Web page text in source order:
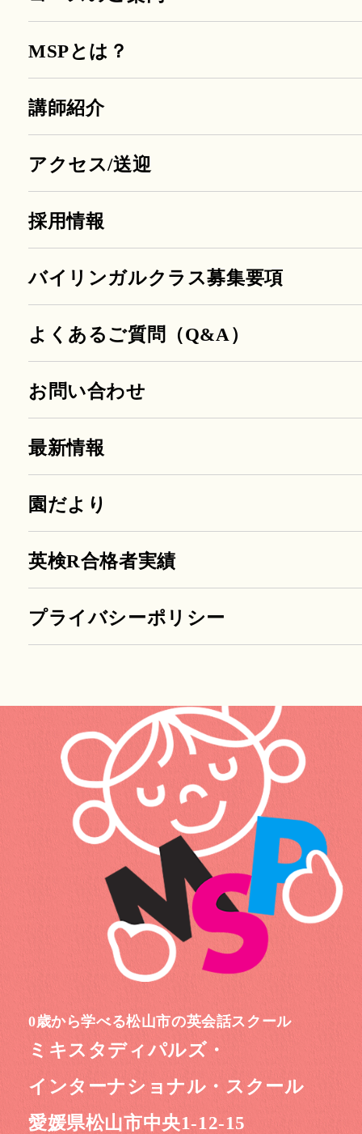
MSPとは？
講師紹介
アクセス/送迎
採用情報
バイリンガルクラス募集要項
よくあるご質問（Q&A）
お問い合わせ
最新情報
園だより
英検R合格者実績
プライバシーポリシー
0歳から学べる松山市の英会話スクール
ミキスタディパルズ・
インターナショナル・スクール
愛媛県松山市中央1-12-15